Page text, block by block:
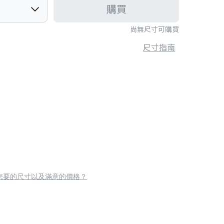
尚無尺寸可購買
購買
尺寸指南
要的尺寸以及滿意的價格？